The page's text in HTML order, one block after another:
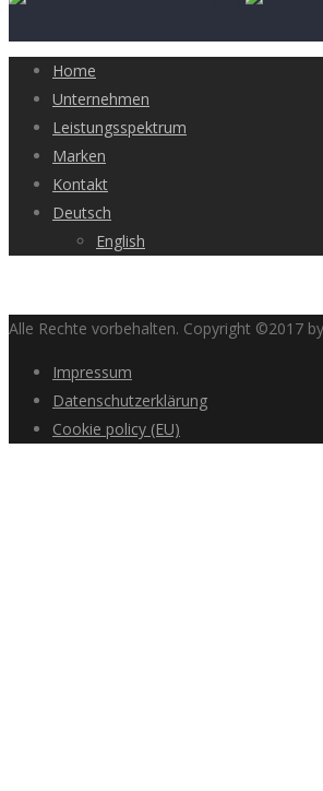
Home
Unternehmen
Leistungsspektrum
Marken
Kontakt
Deutsch
English
Alle Rechte vorbehalten. Copyright ©2017
Impressum
Datenschutzerklärung
Cookie policy (EU)